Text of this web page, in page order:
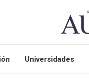
Universidades